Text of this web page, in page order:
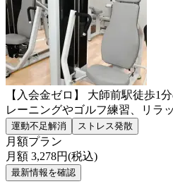
【入会金ゼロ】 大師前駅徒歩1
レーニングやゴルフ練習、リラ
運動不足解消 ストレス発散
月額プラン
月額 3,278円(税込)
最新情報を確認